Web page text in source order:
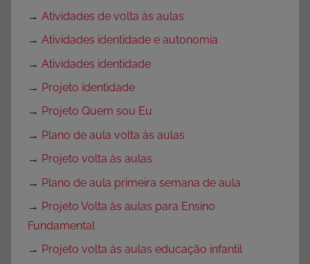
→ Atividades de volta às aulas
→ Atividades identidade e autonomia
→ Atividades identidade
→ Projeto identidade
→ Projeto Quem sou Eu
→ Plano de aula volta às aulas
→ Projeto volta às aulas
→ Plano de aula primeira semana de aula
→ Projeto Volta às aulas para Ensino
Fundamental
→ Projeto volta às aulas educação infantil